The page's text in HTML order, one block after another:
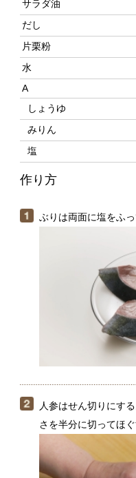
水
A
しょうゆ
みりん
塩
作り方
ぶりは両面に塩をふって
人参はせん切りにする。
さを半分に切ってほぐす